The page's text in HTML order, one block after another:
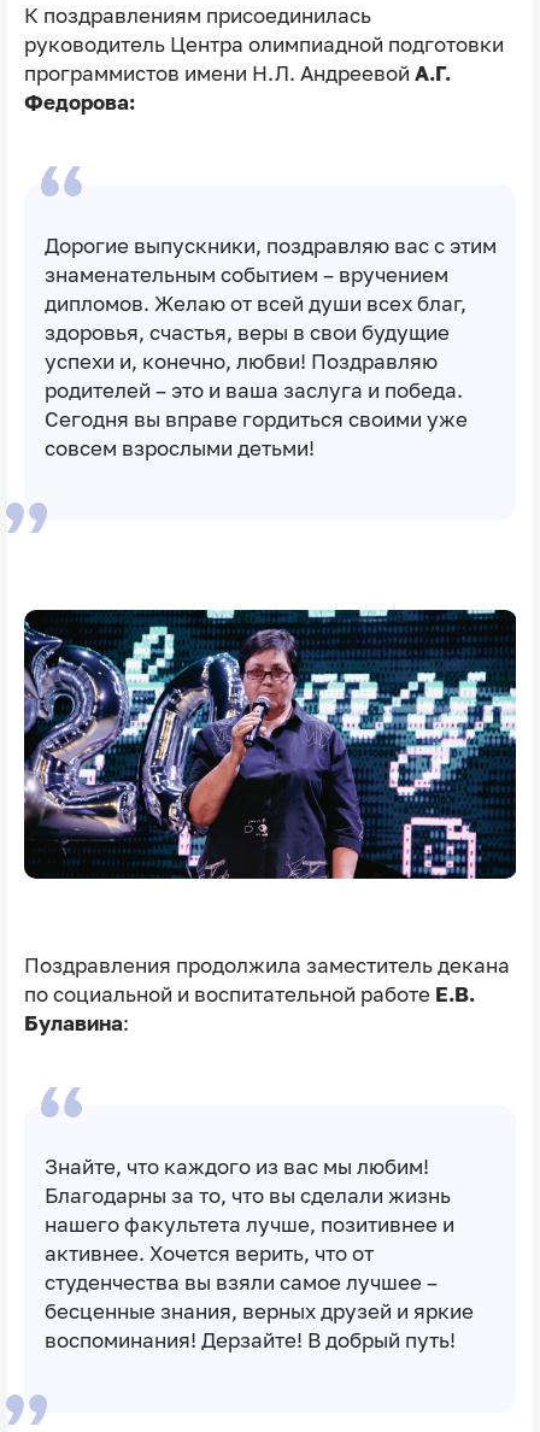
К поздравлениям присоединилась
руководитель Центра олимпиадной подготовки
программистов имени Н.Л. Андреевой А.Г.
Федорова:
Дорогие выпускники, поздравляю вас с этим
знаменательным событием – вручением
дипломов. Желаю от всей души всех благ,
здоровья, счастья, веры в свои будущие
успехи и, конечно, любви! Поздравляю
родителей – это и ваша заслуга и победа.
Сегодня вы вправе гордиться своими уже
совсем взрослыми детьми!
Поздравления продолжила заместитель декана
по социальной и воспитательной работе Е.В.
Булавина:
Знайте, что каждого из вас мы любим!
Благодарны за то, что вы сделали жизнь
нашего факультета лучше, позитивнее и
активнее. Хочется верить, что от
студенчества вы взяли самое лучшее –
бесценные знания, верных друзей и яркие
воспоминания! Дерзайте! В добрый путь!